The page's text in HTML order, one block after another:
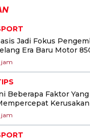
Jadi Fokus
Era Baru Motor
jam
Beberapa Faktor
jam